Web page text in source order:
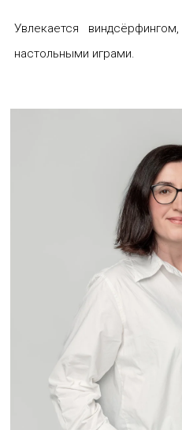
Увлекается
настольными играми.